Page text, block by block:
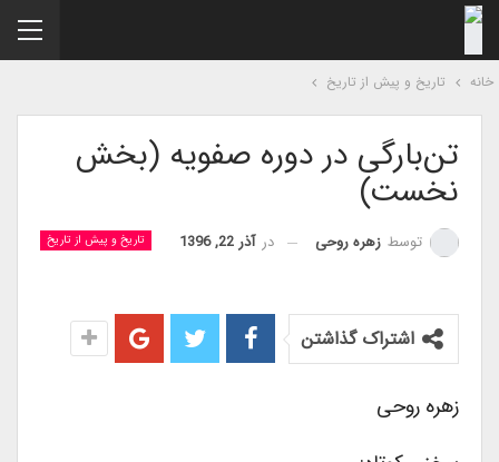
تاریخ و پیش از تاریخ
تن‌بارگی در دوره صفویه (بخش
نخست)
تاریخ و پیش از تاریخ توسطزهره روحی درآذر 22, 1396
اشتراک گذاشتن
زهره روحی